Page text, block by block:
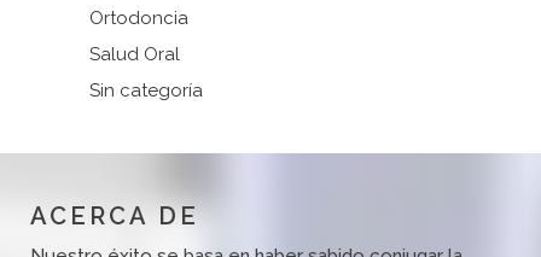
Ortodoncia
Salud Oral
Sin categoría
ACERCA DE